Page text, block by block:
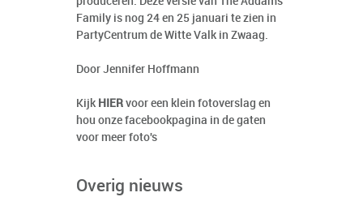
Family is nog 24 en 25 januari te zien in
PartyCentrum de Witte Valk in Zwaag.
Door Jennifer Hoffmann
Kijk HIER voor een klein fotoverslag en
hou onze facebookpagina in de gaten
voor meer foto's
Overig nieuws